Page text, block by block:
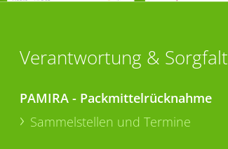
Verantwortung & Sorgfalt
PAMIRA - Packmittelrücknahme
Sammelstellen und Termine